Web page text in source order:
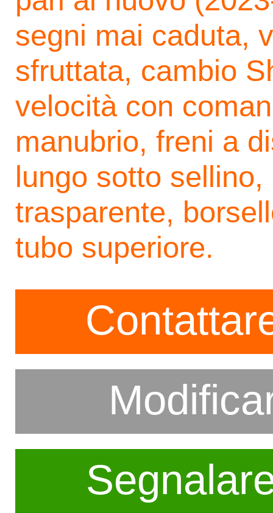
segni mai caduta,
sfruttata, cambio
velocità con
manubrio, freni a
lungo sotto
trasparente,
tubo superiore.